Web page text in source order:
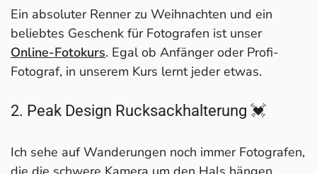
weltbesten Fotografen
7. Photography Q&A – Fragen und Antworten
aus dem Alltag eines Fotografen
8. Deutschlands Landschaften: Eine Reise zu
9. Jäger des Lichts: Abenteuer
Naturfotografie
10. GENESIS 💓
11. Peter Lindbergh. On Fashion
Ein absoluter Renner zu Weihnachten und ein
beliebtes Geschenk für Fotografen ist unser
Online-Fotokurs. Egal ob Anfänger oder Profi-
Fotograf, in unserem Kurs lernt jeder etwas.
2. Peak Design Rucksackhalterung 💓
Ich sehe auf Wanderungen noch immer Fotografen,